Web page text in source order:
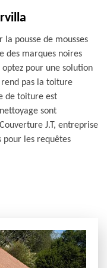
pousse de mousses
des marques noires
pour une solution
rend pas la toiture
de toiture est
sont
J.T, entreprise
pour les requêtes